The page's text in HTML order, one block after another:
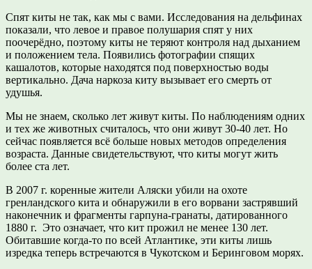
Спят киты не так, как мы с вами. Исследования на дельфинах
показали, что левое и правое полушария спят у них
поочерёдно, поэтому киты не теряют контроля над дыханием
и положением тела. Появились фотографии спящих
кашалотов, которые находятся под поверхностью воды
вертикально. Дача наркоза киту вызывает его смерть от
удушья.
Мы не знаем, сколько лет живут киты. По наблюдениям одних
и тех же животных считалось, что они живут 30-40 лет. Но
сейчас появляется всё больше новых методов определения
возраста. Данные свидетельствуют, что киты могут жить
более ста лет.
В 2007 г. коренные жители Аляски убили на охоте
гренландского кита и обнаружили в его ворвани застрявший
наконечник и фрагменты гарпуна-гранаты, датированного
1880 г. Это означает, что кит прожил не менее 130 лет.
Обитавшие когда-то по всей Атлантике, эти киты лишь
изредка теперь встречаются в Чукотском и Беринговом морях.